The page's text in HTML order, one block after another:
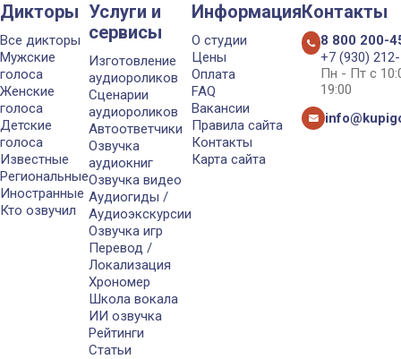
Дикторы
Все дикторы
Мужские
голоса
Женские
голоса
Детские
голоса
Известные
Региональные
Иностранные
Кто озвучил
Услуги и
сервисы
Изготовление
аудиороликов
Сценарии
аудиороликов
Автоответчики
Озвучка
аудиокниг
Озвучка видео
Аудиогиды /
Аудиоэкскурсии
Озвучка игр
Перевод /
Локализация
Хрономер
Школа вокала
ИИ озвучка
Рейтинги
Статьи
Информация
О студии
Цены
Оплата
FAQ
Вакансии
Правила сайта
Контакты
Карта сайта
Контакты
8 800 200-
+7 (930)
Пн - Пт с
19:00